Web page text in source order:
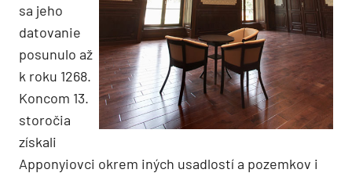
sa jeho
datovanie
posunulo až
k roku 1268.
Koncom 13.
storočia
získali
Apponyiovci okrem iných usadlostí a pozemkov i